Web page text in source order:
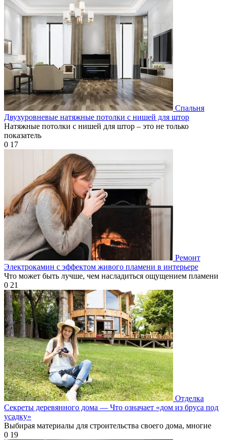
Спальня
Двухуровневые натяжные потолки с нишей для штор
Натяжные потолки с нишей для штор – это не только
показатель
0 17
Ремонт
Электрокамин с эффектом живого пламени в интерьере
Что может быть лучше, чем насладиться ощущением пламени
0 21
Отделка
Секреты деревянного дома — Что означает «дом из бруса под
усадку»
Выбирая материалы для строительства своего дома, многие
0 19